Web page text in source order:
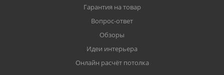
Гарантия на товар
Вопрос-ответ
Обзоры
Идеи интерьера
Онлайн расчёт потолка